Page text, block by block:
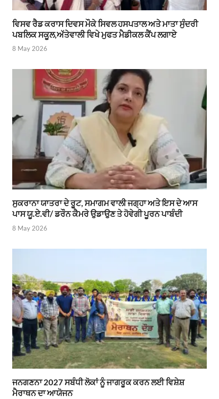
ਵਿਸਵ ਰੈਡ ਕਰਾਸ ਦਿਵਸ ਮੌਕੇ ਸਿਵਲ ਹਸਪਤਾਲ ਅਤੇ ਮਾਤਾ ਸੁੰਦਰੀ
ਪਬਲਿਕ ਸਕੂਲ,ਅੱਤੇਵਾਲੀ ਵਿਖੇ ਮੁਫਤ ਮੈਡੀਕਲ ਕੈਂਪ ਲਗਾਏ
8 May 2026
ਸੁਕਰਾਨਾ ਯਾਤਰਾ ਦੇ ਰੂਟ, ਸਮਾਗਮ ਵਾਲੀ ਜਗ੍ਹਾ ਅਤੇ ਇਸ ਦੇ ਆਸ
ਪਾਸ ਯੂ.ਏ.ਵੀ/ ਡਰੌਨ ਕੈਮਰੇ ਉਡਾਉਣ ਤੇ ਹੋਵੇਗੀ ਪੂਰਨ ਪਾਬੰਦੀ
8 May 2026
ਜਨਗਣਨਾ 2027 ਸਬੰਧੀ ਲੋਕਾਂ ਨੂੰ ਜਾਗਰੂਕ ਕਰਨ ਲਈ ਵਿਸ਼ੇਸ਼
ਮੈਰਾਥਨ ਦਾ ਆਯੋਜਨ